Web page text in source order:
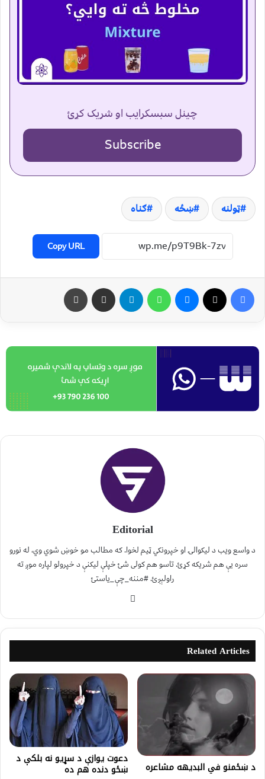
چینل سبسکرایب او شریک کړئ
Subscribe
ټولنه ښځه ګناه
Copy URL
Editorial
د واسع ویب د لیکوالۍ او خپرونکي ټیم لخوا. که مطالب مو خوښ شوي وي، له نورو
سره یې هم شریکه کړئ. تاسو هم کولی شئ خپلې لیکنې د خپرولو لپاره موږ ته
راولېږئ. #مننه_چې_یاستئ
Related Articles
د ښځمنو في البدیهه مشاعره
دعوت یوازې د سړيو نه بلکې د
ښځو دنده هم ده